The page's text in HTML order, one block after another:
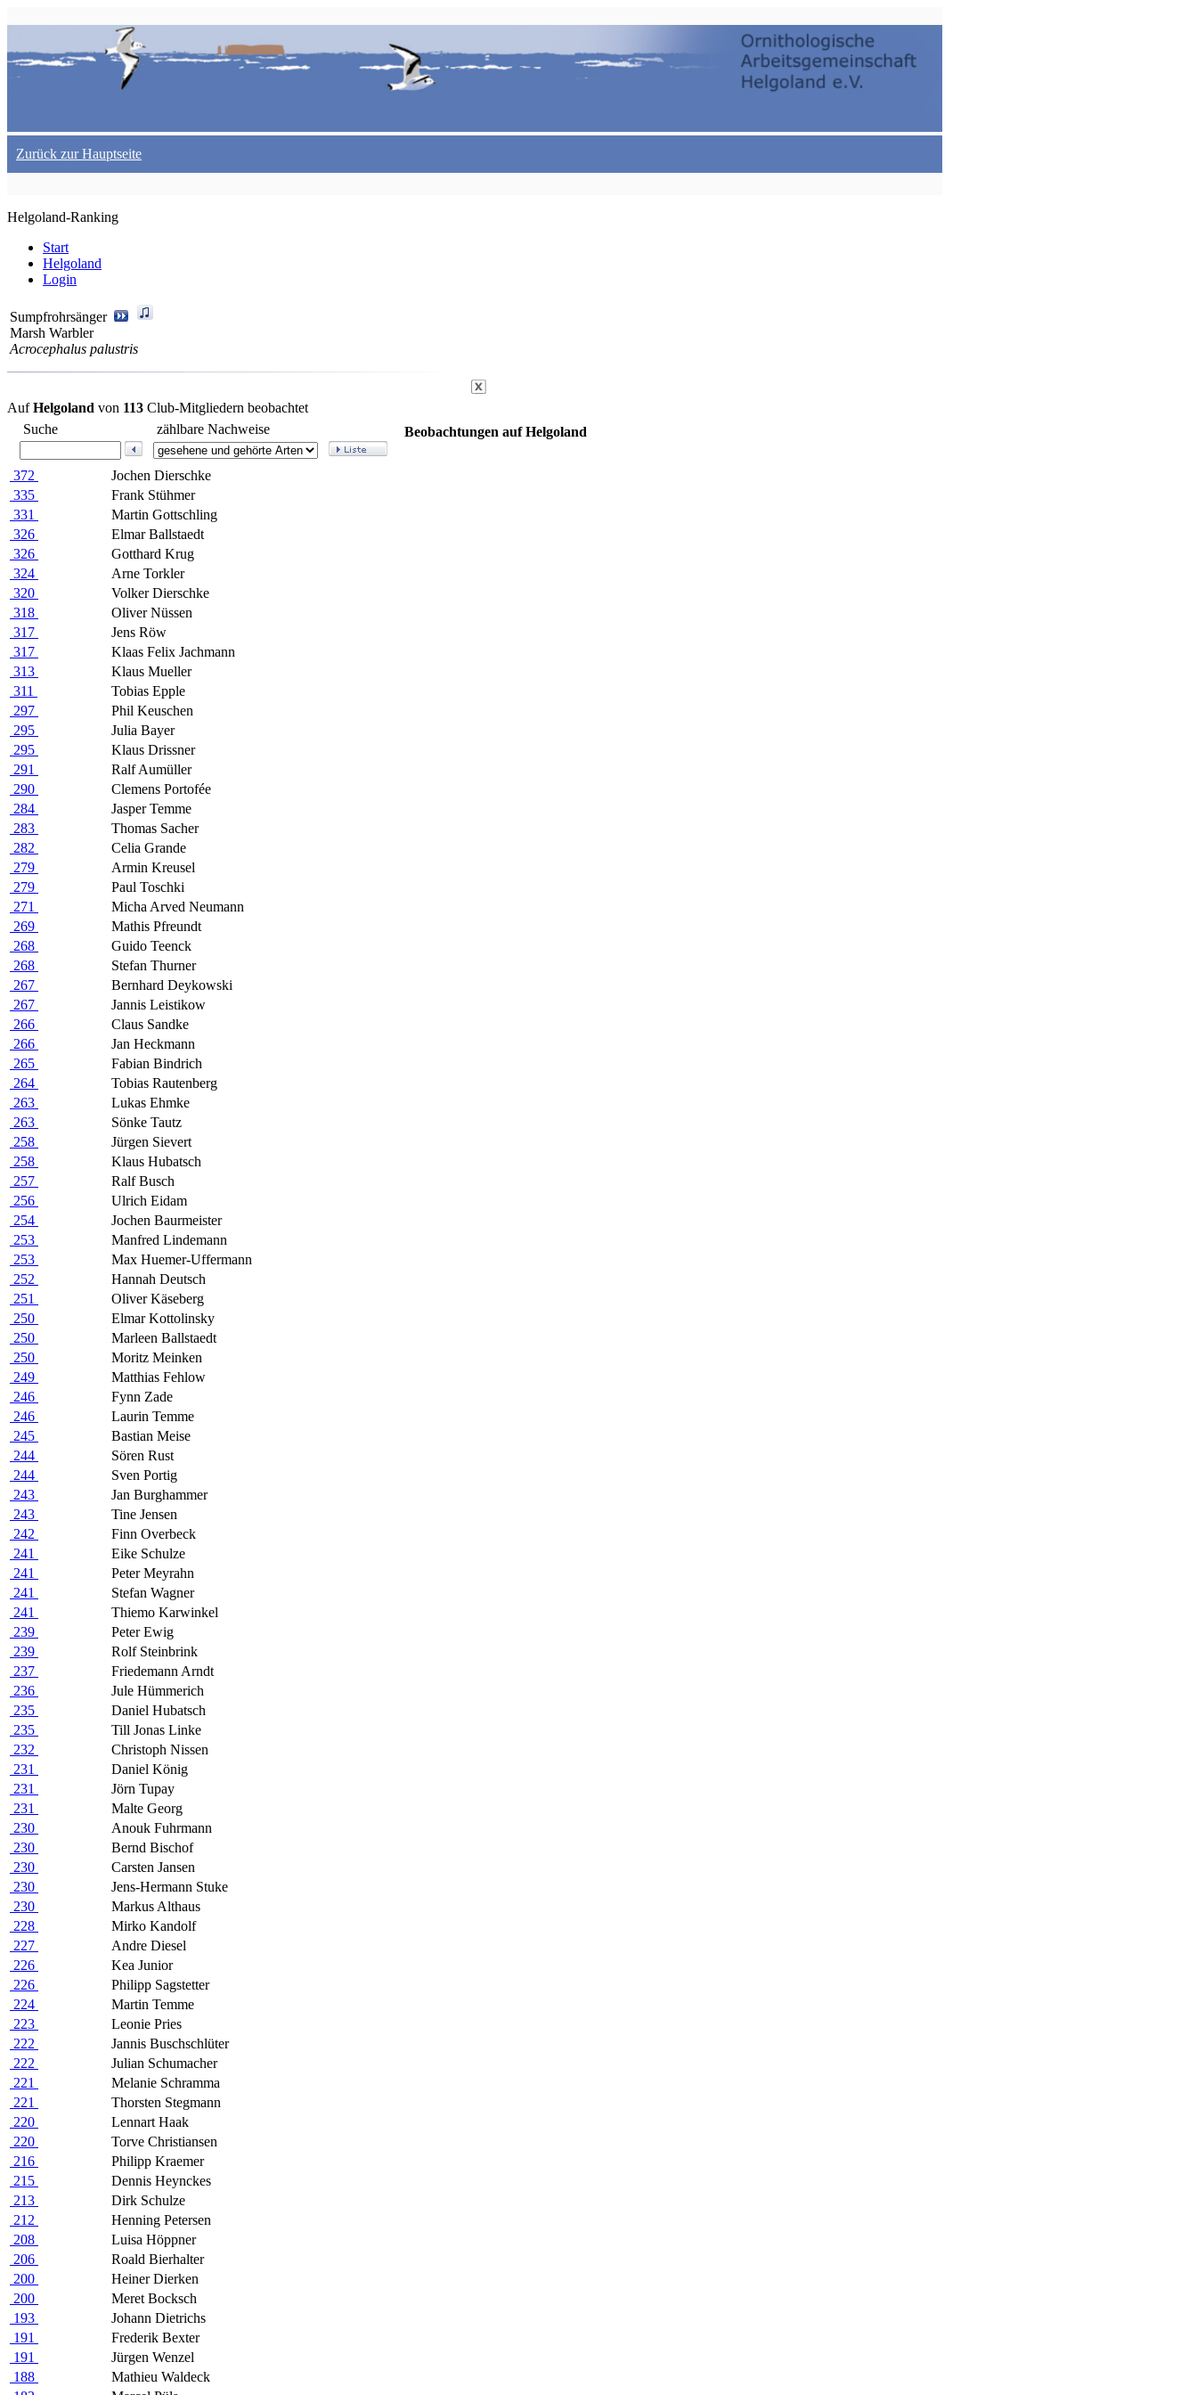
Zurück zur Hauptseite
Helgoland-Ranking
Start
Helgoland
Login
Sumpfrohrsänger
Marsh Warbler
Acrocephalus palustris
AufHelgoland von 113 Club-Mitgliedern beobachtet
Suche
zählbare Nachweise Beobachtungen auf Helgoland
372
Jochen Dierschke
335
Frank Stühmer
331
Martin Gottschling
326
Elmar Ballstaedt
326
Gotthard Krug
324
Arne Torkler
320
Volker Dierschke
318
Oliver Nüssen
317
Jens Röw
317
Klaas Felix Jachmann
313
Klaus Mueller
311
Tobias Epple
297
Phil Keuschen
295
Julia Bayer
295
Klaus Drissner
291
Ralf Aumüller
290
Clemens Portofée
284
Jasper Temme
283
Thomas Sacher
282
Celia Grande
279
Armin Kreusel
279
Paul Toschki
271
Micha Arved Neumann
269
Mathis Pfreundt
268
Guido Teenck
268
Stefan Thurner
267
Bernhard Deykowski
267
Jannis Leistikow
266
Claus Sandke
266
Jan Heckmann
265
Fabian Bindrich
264
Tobias Rautenberg
263
Lukas Ehmke
263
Sönke Tautz
258
Jürgen Sievert
258
Klaus Hubatsch
257
Ralf Busch
256
Ulrich Eidam
254
Jochen Baurmeister
253
Manfred Lindemann
253
Max Huemer-Uffermann
252
Hannah Deutsch
251
Oliver Käseberg
250
Elmar Kottolinsky
250
Marleen Ballstaedt
250
Moritz Meinken
249
Matthias Fehlow
246
Fynn Zade
246
Laurin Temme
245
Bastian Meise
244
Sören Rust
244
Sven Portig
243
Jan Burghammer
243
Tine Jensen
242
Finn Overbeck
241
Eike Schulze
241
Peter Meyrahn
241
Stefan Wagner
241
Thiemo Karwinkel
239
Peter Ewig
239
Rolf Steinbrink
237
Friedemann Arndt
236
Jule Hümmerich
235
Daniel Hubatsch
235
Till Jonas Linke
232
Christoph Nissen
231
Daniel König
231
Jörn Tupay
231
Malte Georg
230
Anouk Fuhrmann
230
Bernd Bischof
230
Carsten Jansen
230
Jens-Hermann Stuke
230
Markus Althaus
228
Mirko Kandolf
227
Andre Diesel
226
Kea Junior
226
Philipp Sagstetter
224
Martin Temme
223
Leonie Pries
222
Jannis Buschschlüter
222
Julian Schumacher
221
Melanie Schramma
221
Thorsten Stegmann
220
Lennart Haak
220
Torve Christiansen
216
Philipp Kraemer
215
Dennis Heynckes
213
Dirk Schulze
212
Henning Petersen
208
Luisa Höppner
206
Roald Bierhalter
200
Heiner Dierken
200
Meret Bocksch
193
Johann Dietrichs
191
Frederik Bexter
191
Jürgen Wenzel
188
Mathieu Waldeck